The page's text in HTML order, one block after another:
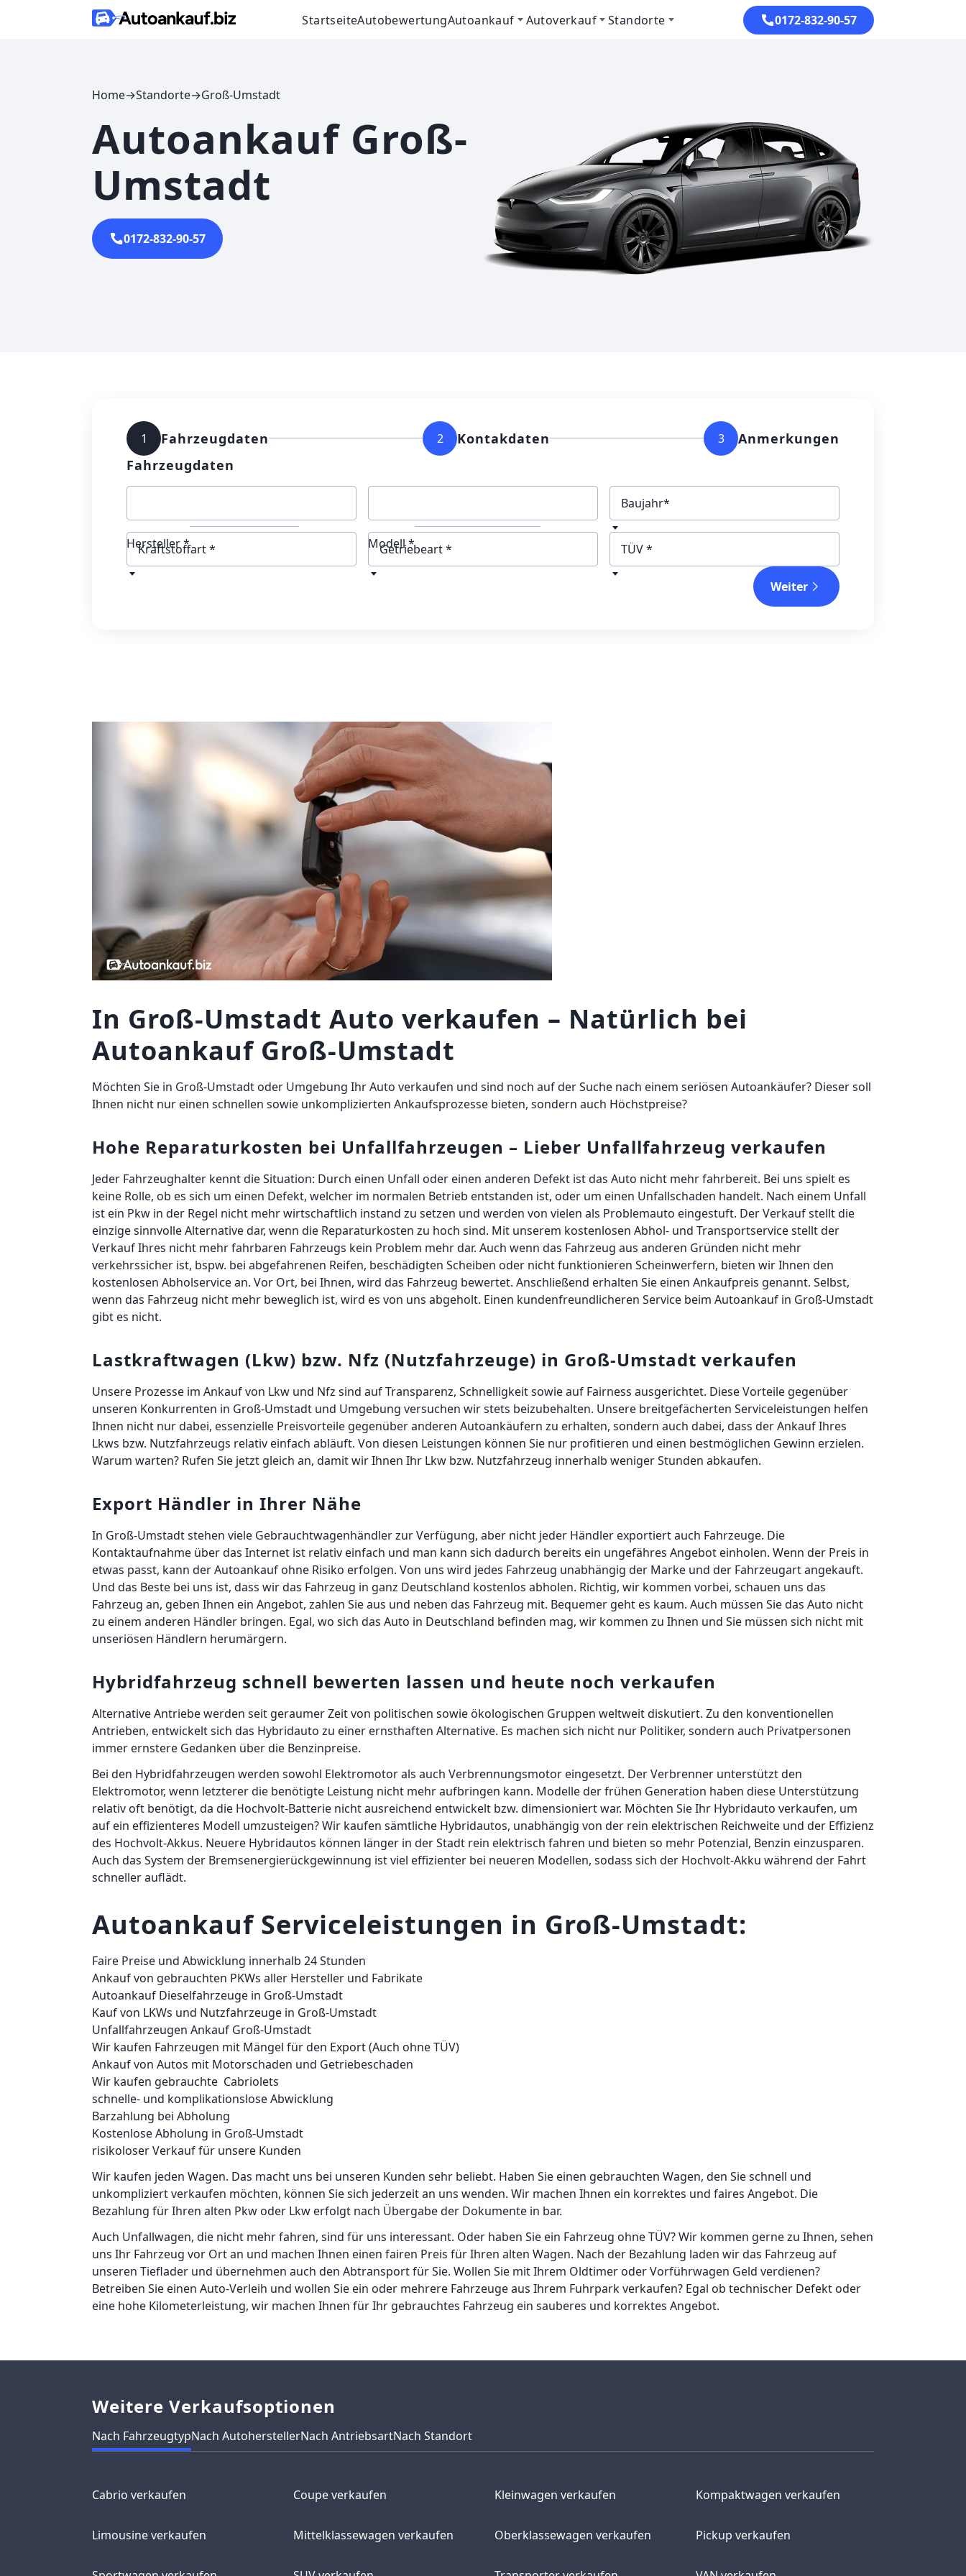
StartseiteAutobewertungAutoankauf Autoverkauf Standorte 0172-832-90-57
Home→Standorte→Groß-Umstadt
Autoankauf Groß-
Umstadt
0172-832-90-57
1 Fahrzeugdaten 2 Kontakdaten 3
Anmerkungen
Fahrzeugdaten
Hersteller * Modell *
Baujahr
Weiter
In Groß-Umstadt Auto verkaufen – Natürlich bei
Autoankauf Groß-Umstadt
Möchten Sie in Groß-Umstadt oder Umgebung Ihr Auto verkaufen und sind noch auf der Suche nach einem seriösen Autoankäufer? Dieser soll
Ihnen nicht nur einen schnellen sowie unkomplizierten Ankaufsprozesse bieten, sondern auch Höchstpreise?
Hohe Reparaturkosten bei Unfallfahrzeugen – Lieber Unfallfahrzeug verkaufen
Jeder Fahrzeughalter kennt die Situation: Durch einen Unfall oder einen anderen Defekt ist das Auto nicht mehr fahrbereit. Bei uns spielt es
keine Rolle, ob es sich um einen Defekt, welcher im normalen Betrieb entstanden ist, oder um einen Unfallschaden handelt. Nach einem Unfall
ist ein Pkw in der Regel nicht mehr wirtschaftlich instand zu setzen und werden von vielen als Problemauto eingestuft. Der Verkauf stellt die
einzige sinnvolle Alternative dar, wenn die Reparaturkosten zu hoch sind. Mit unserem kostenlosen Abhol- und Transportservice stellt der
Verkauf Ihres nicht mehr fahrbaren Fahrzeugs kein Problem mehr dar. Auch wenn das Fahrzeug aus anderen Gründen nicht mehr
verkehrssicher ist, bspw. bei abgefahrenen Reifen, beschädigten Scheiben oder nicht funktionieren Scheinwerfern, bieten wir Ihnen den
kostenlosen Abholservice an. Vor Ort, bei Ihnen, wird das Fahrzeug bewertet. Anschließend erhalten Sie einen Ankaufpreis genannt. Selbst,
wenn das Fahrzeug nicht mehr beweglich ist, wird es von uns abgeholt. Einen kundenfreundlicheren Service beim Autoankauf in Groß-Umstadt
gibt es nicht.
Lastkraftwagen (Lkw) bzw. Nfz (Nutzfahrzeuge) in Groß-Umstadt verkaufen
Unsere Prozesse im Ankauf von Lkw und Nfz sind auf Transparenz, Schnelligkeit sowie auf Fairness ausgerichtet. Diese Vorteile gegenüber
unseren Konkurrenten in Groß-Umstadt und Umgebung versuchen wir stets beizubehalten. Unsere breitgefächerten Serviceleistungen helfen
Ihnen nicht nur dabei, essenzielle Preisvorteile gegenüber anderen Autoankäufern zu erhalten, sondern auch dabei, dass der Ankauf Ihres
Lkws bzw. Nutzfahrzeugs relativ einfach abläuft. Von diesen Leistungen können Sie nur profitieren und einen bestmöglichen Gewinn erzielen.
Warum warten? Rufen Sie jetzt gleich an, damit wir Ihnen Ihr Lkw bzw. Nutzfahrzeug innerhalb weniger Stunden abkaufen.
Export Händler in Ihrer Nähe
In Groß-Umstadt stehen viele Gebrauchtwagenhändler zur Verfügung, aber nicht jeder Händler exportiert auch Fahrzeuge. Die
Kontaktaufnahme über das Internet ist relativ einfach und man kann sich dadurch bereits ein ungefähres Angebot einholen. Wenn der Preis in
etwas passt, kann der Autoankauf ohne Risiko erfolgen. Von uns wird jedes Fahrzeug unabhängig der Marke und der Fahrzeugart angekauft.
Und das Beste bei uns ist, dass wir das Fahrzeug in ganz Deutschland kostenlos abholen. Richtig, wir kommen vorbei, schauen uns das
Fahrzeug an, geben Ihnen ein Angebot, zahlen Sie aus und neben das Fahrzeug mit. Bequemer geht es kaum. Auch müssen Sie das Auto nicht
zu einem anderen Händler bringen. Egal, wo sich das Auto in Deutschland befinden mag, wir kommen zu Ihnen und Sie müssen sich nicht mit
unseriösen Händlern herumärgern.
Hybridfahrzeug schnell bewerten lassen und heute noch verkaufen
Alternative Antriebe werden seit geraumer Zeit von politischen sowie ökologischen Gruppen weltweit diskutiert. Zu den konventionellen
Antrieben, entwickelt sich das Hybridauto zu einer ernsthaften Alternative. Es machen sich nicht nur Politiker, sondern auch Privatpersonen
immer ernstere Gedanken über die Benzinpreise.
Bei den Hybridfahrzeugen werden sowohl Elektromotor als auch Verbrennungsmotor eingesetzt. Der Verbrenner unterstützt den
Elektromotor, wenn letzterer die benötigte Leistung nicht mehr aufbringen kann. Modelle der frühen Generation haben diese Unterstützung
relativ oft benötigt, da die Hochvolt-Batterie nicht ausreichend entwickelt bzw. dimensioniert war. Möchten Sie Ihr Hybridauto verkaufen, um
auf ein effizienteres Modell umzusteigen? Wir kaufen sämtliche Hybridautos, unabhängig von der rein elektrischen Reichweite und der Effizienz
des Hochvolt-Akkus. Neuere Hybridautos können länger in der Stadt rein elektrisch fahren und bieten so mehr Potenzial, Benzin einzusparen.
Auch das System der Bremsenergierückgewinnung ist viel effizienter bei neueren Modellen, sodass sich der Hochvolt-Akku während der Fahrt
schneller auflädt.
Autoankauf Serviceleistungen in Groß-Umstadt:
Faire Preise und Abwicklung innerhalb 24 Stunden
Ankauf von gebrauchten PKWs aller Hersteller und Fabrikate
Autoankauf Dieselfahrzeuge in Groß-Umstadt
Kauf von LKWs und Nutzfahrzeuge in Groß-Umstadt
Unfallfahrzeugen Ankauf Groß-Umstadt
Wir kaufen Fahrzeugen mit Mängel für den Export (Auch ohne TÜV)
Ankauf von Autos mit Motorschaden und Getriebeschaden
Wir kaufen gebrauchte Cabriolets
schnelle- und komplikationslose Abwicklung
Barzahlung bei Abholung
Kostenlose Abholung in Groß-Umstadt
risikoloser Verkauf für unsere Kunden
Wir kaufen jeden Wagen. Das macht uns bei unseren Kunden sehr beliebt. Haben Sie einen gebrauchten Wagen, den Sie schnell und
unkompliziert verkaufen möchten, können Sie sich jederzeit an uns wenden. Wir machen Ihnen ein korrektes und faires Angebot. Die
Bezahlung für Ihren alten Pkw oder Lkw erfolgt nach Übergabe der Dokumente in bar.
Auch Unfallwagen, die nicht mehr fahren, sind für uns interessant. Oder haben Sie ein Fahrzeug ohne TÜV? Wir kommen gerne zu Ihnen, sehen
uns Ihr Fahrzeug vor Ort an und machen Ihnen einen fairen Preis für Ihren alten Wagen. Nach der Bezahlung laden wir das Fahrzeug auf
unseren Tieflader und übernehmen auch den Abtransport für Sie. Wollen Sie mit Ihrem Oldtimer oder Vorführwagen Geld verdienen?
Betreiben Sie einen Auto-Verleih und wollen Sie ein oder mehrere Fahrzeuge aus Ihrem Fuhrpark verkaufen? Egal ob technischer Defekt oder
eine hohe Kilometerleistung, wir machen Ihnen für Ihr gebrauchtes Fahrzeug ein sauberes und korrektes Angebot.
Weitere Verkaufsoptionen
Nach FahrzeugtypNach AutoherstellerNach AntriebsartNach Standort
Cabrio verkaufen Coupe verkaufen Kleinwagen verkaufen Kompaktwagen verkaufen
Limousine verkaufen Mittelklassewagen verkaufen Oberklassewagen verkaufen Pickup verkaufen